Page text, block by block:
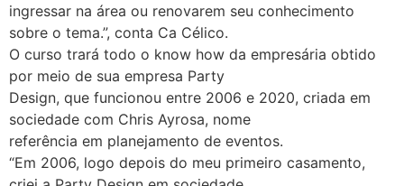
ingressar na área ou renovarem seu conhecimento
sobre o tema.”, conta Ca Célico.
O curso trará todo o know how da empresária obtido
por meio de sua empresa Party
Design, que funcionou entre 2006 e 2020, criada em
sociedade com Chris Ayrosa, nome
referência em planejamento de eventos.
“Em 2006, logo depois do meu primeiro casamento,